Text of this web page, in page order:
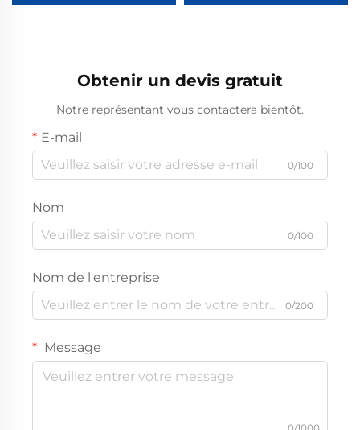
Obtenir un devis gratuit
Notre représentant vous contactera bientôt.
E-mail
0/100
Nom
0/100
Nom de l'entreprise
0/200
Message